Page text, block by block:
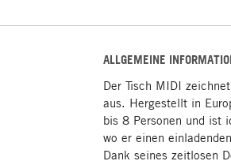
ALLGEMEINE
Der Tisch MIDI
aus. Hergestellt in
bis 8 Personen und ist
wo er einen
Dank seines zeitlosen